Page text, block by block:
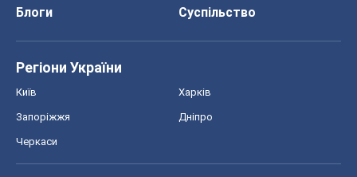
Блоги
Суспільство
Регіони України
Київ Харків
Запоріжжя Дніпро
Черкаси